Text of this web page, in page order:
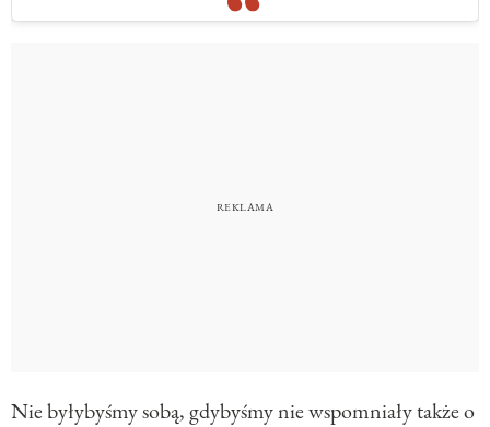
Nie byłybyśmy sobą, gdybyśmy nie wspomniały także o